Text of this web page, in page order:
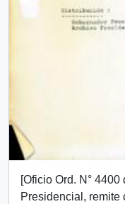
[Oficio Ord. N°
Presidencial, remite